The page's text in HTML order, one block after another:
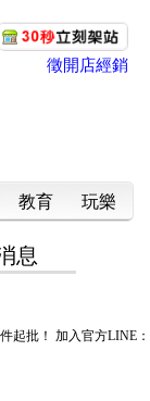
徵開店經銷
教育 玩樂
息
起批！ 加入官方LINE：